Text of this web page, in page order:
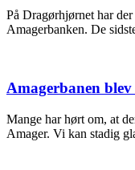
På Dragørhjørnet har
Amagerbanken. De
Amagerbanen
Mange har hørt om, at
Amager. Vi kan stadig